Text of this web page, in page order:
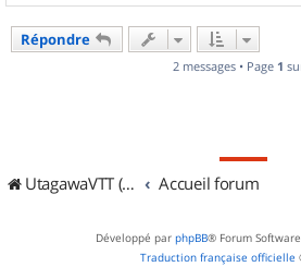
Répondre
2 messages • Page 1
UtagawaVTT (Randos VTT et VTTAE avec traces GPS) Accueil forum
Développé par phpBB® Forum
Traduction française officielle